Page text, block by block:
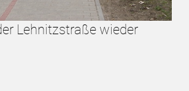
Lehnitzstraße wieder